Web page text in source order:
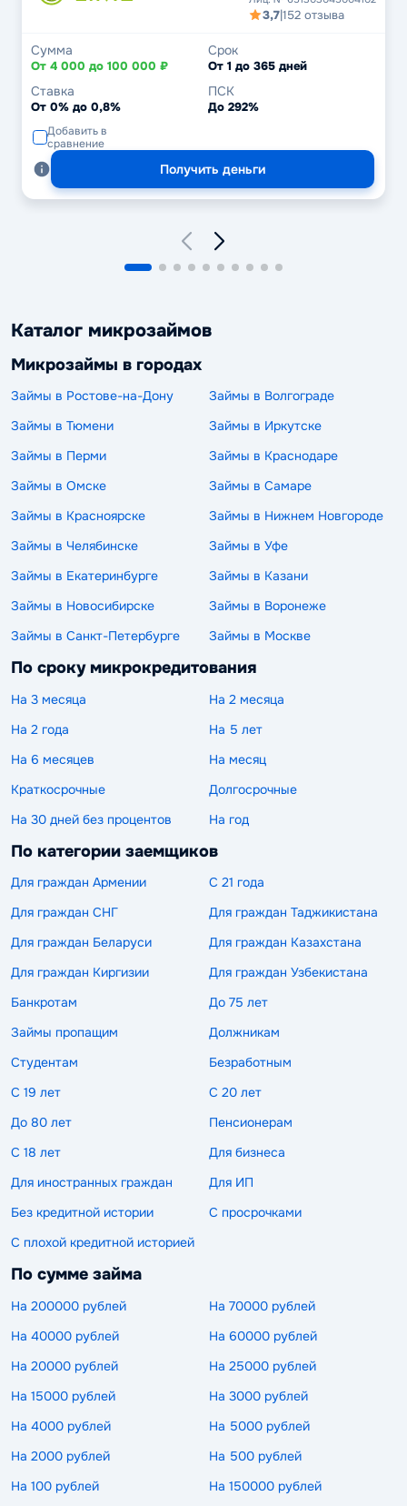
3,7|152 отзыва
Сумма
От 4 000 до 100 000 ₽
Срок
От 1 до 365 дней
Ставка
От 0% до 0,8%
ПСК
До 292%
Добавить в
сравнение
Получить деньги
Каталог микрозаймов
Микрозаймы в городах
Займы в Ростове-на-Дону
Займы в Волгограде
Займы в Тюмени
Займы в Иркутске
Займы в Перми
Займы в Краснодаре
Займы в Омске
Займы в Самаре
Займы в Красноярске
Займы в Нижнем Новгороде
Займы в Челябинске
Займы в Уфе
Займы в Екатеринбурге
Займы в Казани
Займы в Новосибирске
Займы в Воронеже
Займы в Санкт-Петербурге
Займы в Москве
По сроку микрокредитования
На 3 месяца
На 2 месяца
На 2 года
На 5 лет
На 6 месяцев
На месяц
Краткосрочные
Долгосрочные
На 30 дней без процентов
На год
По категории заемщиков
Для граждан Армении
С 21 года
Для граждан СНГ
Для граждан Таджикистана
Для граждан Беларуси
Для граждан Казахстана
Для граждан Киргизии
Для граждан Узбекистана
Банкротам
До 75 лет
Займы пропащим
Должникам
Студентам
Безработным
С 19 лет
С 20 лет
До 80 лет
Пенсионерам
С 18 лет
Для бизнеса
Для иностранных граждан
Для ИП
Без кредитной истории
С просрочками
С плохой кредитной историей
По сумме займа
На 200000 рублей
На 70000 рублей
На 40000 рублей
На 60000 рублей
На 20000 рублей
На 25000 рублей
На 15000 рублей
На 3000 рублей
На 4000 рублей
На 5000 рублей
На 2000 рублей
На 500 рублей
На 100 рублей
На 150000 рублей